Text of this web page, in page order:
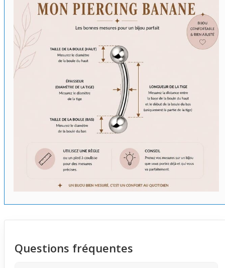
Questions fréquentes